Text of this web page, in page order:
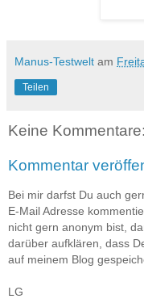
Manus-Testwelt am
Teilen
Keine Kommentare:
Kommentar
Bei mir darfst Du auch
E-Mail Adresse
nicht gern anonym bist,
darüber aufklären, dass
auf meinem Blog
LG